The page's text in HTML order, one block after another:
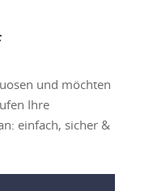
und möchten
Ihre
einfach, sicher &